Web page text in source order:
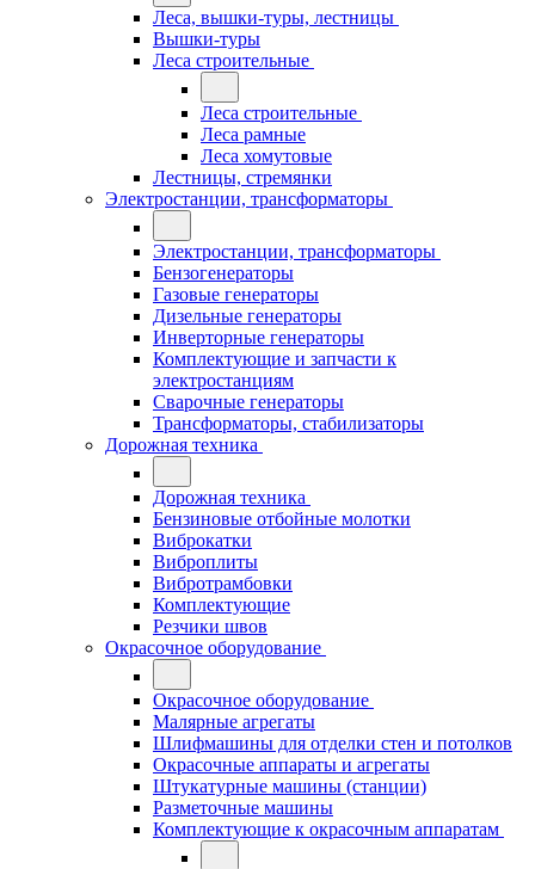
Леса, вышки-туры, лестницы
Вышки-туры
Леса строительные
Леса строительные
Леса рамные
Леса хомутовые
Лестницы, стремянки
Электростанции, трансформаторы
Электростанции, трансформаторы
Бензогенераторы
Газовые генераторы
Дизельные генераторы
Инверторные генераторы
Комплектующие и запчасти к
электростанциям
Сварочные генераторы
Трансформаторы, стабилизаторы
Дорожная техника
Дорожная техника
Бензиновые отбойные молотки
Виброкатки
Виброплиты
Вибротрамбовки
Комплектующие
Резчики швов
Окрасочное оборудование
Окрасочное оборудование
Малярные агрегаты
Шлифмашины для отделки стен и потолков
Окрасочные аппараты и агрегаты
Штукатурные машины (станции)
Разметочные машины
Комплектующие к окрасочным аппаратам